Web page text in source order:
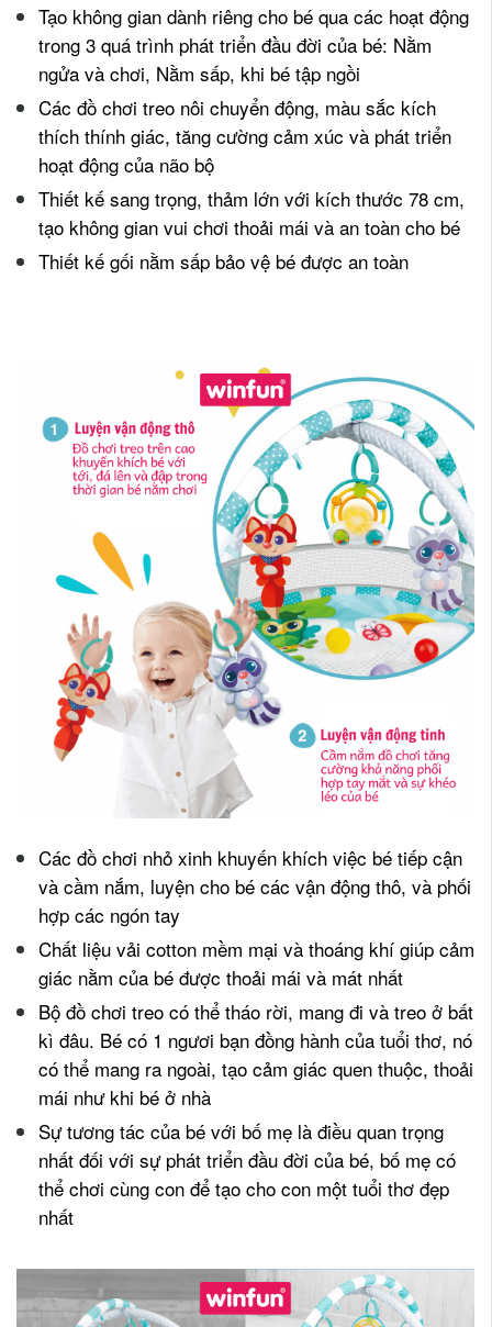
Tạo không gian dành riêng cho bé qua các hoạt động
trong 3 quá trình phát triển đầu đời của bé: Nằm
ngửa và chơi, Nằm sấp, khi bé tập ngồi
Các đồ chơi treo nôi chuyển động, màu sắc kích
thích thính giác, tăng cường cảm xúc và phát triển
hoạt động của não bộ
Thiết kế sang trọng, thảm lớn với kích thước 78 cm,
tạo không gian vui chơi thoải mái và an toàn cho bé
Thiết kế gối nằm sấp bảo vệ bé được an toàn
Các đồ chơi nhỏ xinh khuyến khích việc bé tiếp cận
và cầm nắm, luyện cho bé các vận động thô, và phối
hợp các ngón tay
Chất liệu vải cotton mềm mại và thoáng khí giúp cảm
giác nằm của bé được thoải mái và mát nhất
Bộ đồ chơi treo có thể tháo rời, mang đi và treo ở bất
kì đâu. Bé có 1 ngươi bạn đồng hành của tuổi thơ, nó
có thể mang ra ngoài, tạo cảm giác quen thuộc, thoải
mái như khi bé ở nhà
Sự tương tác của bé với bố mẹ là điều quan trọng
nhất đối với sự phát triển đầu đời của bé, bố mẹ có
thể chơi cùng con để tạo cho con một tuổi thơ đẹp
nhất